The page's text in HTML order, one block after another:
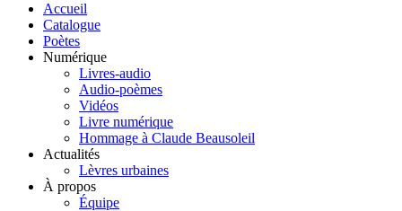
Accueil
Catalogue
Poètes
Numérique
Livres-audio
Audio-poèmes
Vidéos
Livre numérique
Hommage à Claude Beausoleil
Actualités
Lèvres urbaines
À propos
Équipe